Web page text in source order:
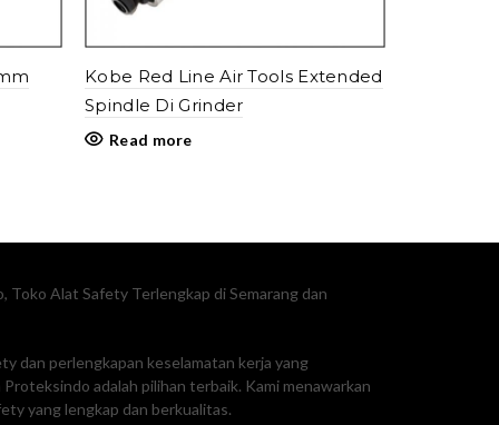
Kobe Red Line Air Tools Extended
Spindle Di Grinder
Read more
Toko Alat Safety Terlengkap di Semarang dan
dan perlengkapan keselamatan kerja yang
adalah pilihan terbaik. Kami menawarkan
yang lengkap dan berkualitas.